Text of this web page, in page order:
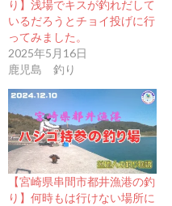
り】浅場でキスが釣れだして
いるだろうとチョイ投げに行
ってみました。
2025年5月16日
鹿児島 釣り
【宮崎県串間市都井漁港の釣
り】何時もは行けない場所に